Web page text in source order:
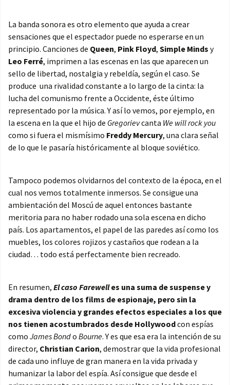
La banda sonora es otro elemento que ayuda a crear
sensaciones que el espectador puede no esperarse en un
principio. Canciones de Queen, Pink Floyd, Simple Minds y
Leo Ferré, imprimen a las escenas en las que aparecen un
sello de libertad, nostalgia y rebeldía, según el caso. Se
produce una rivalidad constante a lo largo de la cinta: la
lucha del comunismo frente a Occidente, éste último
representado por la música. Y así lo vemos, por ejemplo, en
la escena en la que el hijo de Gregorievcanta We will rock you
como si fuera el mismísimo Freddy Mercury, una clara señal
de lo que le pasaría históricamente al bloque soviético.
Tampoco podemos olvidarnos del contexto de la época, en el
cual nos vemos totalmente inmersos. Se consigue una
ambientación del Moscú de aquel entonces bastante
meritoria para no haber rodado una sola escena en dicho
país. Los apartamentos, el papel de las paredes así como los
muebles, los colores rojizos y castaños que rodean a la
ciudad… todo está perfectamente bien recreado.
En resumen, El caso Farewelles una suma de suspense y
drama dentro de los films de espionaje, pero sin la
excesiva violencia y grandes efectos especiales a los que
nos tienen acostumbrados desde Hollywoodcon espías
como James Bondo Bourne. Y es que esa era la intención de su
director, Christian Carion, demostrar que la vida profesional
de cada uno influye de gran manera en la vida privada y
humanizar la labor del espía. Así consigue que desde el